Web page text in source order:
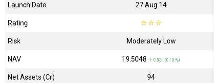
Launch Date 27 Aug 14
Rating ☆☆☆
Risk Moderately Low
NAV ₹19.5048 ↑ 0.03 (0.13 %)
Net Assets (Cr) ₹94